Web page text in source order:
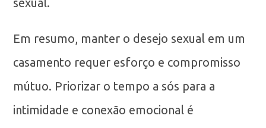
Em resumo, manter o desejo sexual em um
casamento requer esforço e compromisso
mútuo. Priorizar o tempo a sós para a
intimidade e conexão emocional é